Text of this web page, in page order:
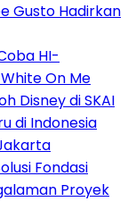
Gusto Hadirkan
HI-
On Me
Disney di SKAI
di Indonesia
Fondasi
Proyek